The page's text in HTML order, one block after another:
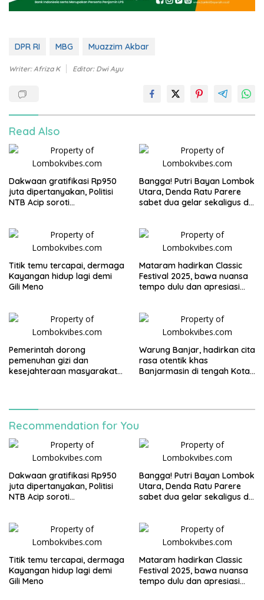
DPR RI MBG Muazzim Akbar
Writer: Afriza K Editor: Dwi Ayu
Read Also
Dakwaan gratifikasi Rp950
juta dipertanyakan, Politisi
NTB Acip soroti
Bangga! Putri Bayan Lombok
Utara, Denda Ratu Parere
sabet dua gelar sekaligus di
Titik temu tercapai, dermaga
Kayangan hidup lagi demi
Gili Meno
Mataram hadirkan Classic
Festival 2025, bawa nuansa
tempo dulu dan apresiasi
Pemerintah dorong
pemenuhan gizi dan
kesejahteraan masyarakat
Warung Banjar, hadirkan cita
rasa otentik khas
Banjarmasin di tengah Kota
Recommendation for You
Dakwaan gratifikasi Rp950
juta dipertanyakan, Politisi
NTB Acip soroti
Bangga! Putri Bayan Lombok
Utara, Denda Ratu Parere
sabet dua gelar sekaligus di
Titik temu tercapai, dermaga
Kayangan hidup lagi demi
Gili Meno
Mataram hadirkan Classic
Festival 2025, bawa nuansa
tempo dulu dan apresiasi